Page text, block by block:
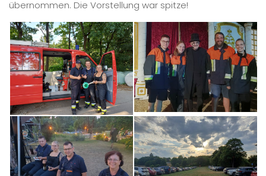
übernommen. Die Vorstellung war spitze!